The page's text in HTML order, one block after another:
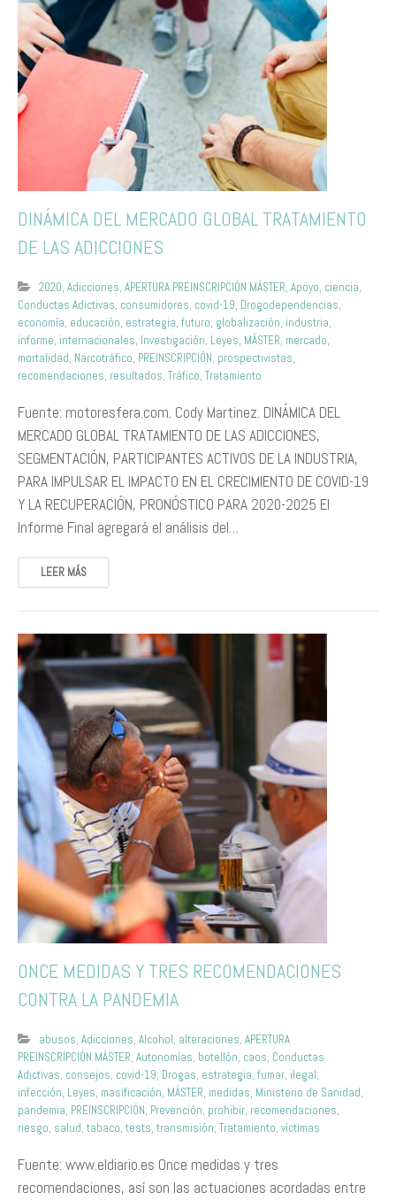
DINÁMICA DEL MERCADO GLOBAL TRATAMIENTO
DE LAS ADICCIONES
2020, Adicciones, APERTURA PREINSCRIPCIÓN MÁSTER, Apoyo, ciencia,
Conductas Adictivas, consumidores, covid-19, Drogodependencias,
economía, educación, estrategia, futuro, globalización, industria,
informe, internacionales, Investigación, Leyes, MÁSTER, mercado,
mortalidad, Narcotráfico, PREINSCRIPCIÓN, prospectivistas,
recomendaciones, resultados, Tráfico, Tratamiento
Fuente: motoresfera.com. Cody Martinez. DINÁMICA DEL
MERCADO GLOBAL TRATAMIENTO DE LAS ADICCIONES,
SEGMENTACIÓN, PARTICIPANTES ACTIVOS DE LA INDUSTRIA,
PARA IMPULSAR EL IMPACTO EN EL CRECIMIENTO DE COVID-19
Y LA RECUPERACIÓN, PRONÓSTICO PARA 2020-2025 El
Informe Final agregará el análisis del…
LEER MÁS
ONCE MEDIDAS Y TRES RECOMENDACIONES
CONTRA LA PANDEMIA
abusos, Adicciones, Alcohol, alteraciones, APERTURA
PREINSCRIPCIÓN MÁSTER, Autonomías, botellón, caos, Conductas
Adictivas, consejos, covid-19, Drogas, estrategia, fumar, ilegal,
infección, Leyes, masificación, MÁSTER, medidas, Ministerio de Sanidad,
pandemia, PREINSCRIPCIÓN, Prevención, prohibir, recomendaciones,
riesgo, salud, tabaco, tests, transmisión, Tratamiento, víctimas
Fuente: www.eldiario.es Once medidas y tres
recomendaciones, así son las actuaciones acordadas entre